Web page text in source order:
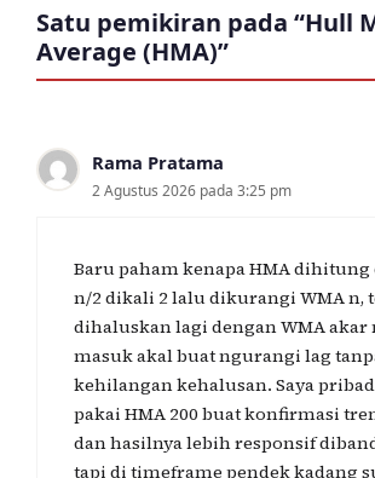
Satu pemikiran pada “Hull
Average (HMA)”
Rama Pratama
2 Agustus 2026 pada 3:25 pm
Baru paham kenapa HMA dihitung
n/2 dikali 2 lalu dikurangi WMA n,
dihaluskan lagi dengan WMA
masuk akal buat ngurangi lag
kehilangan kehalusan. Saya
pakai HMA 200 buat konfirmasi
dan hasilnya lebih responsif
tapi di timeframe pendek kadang